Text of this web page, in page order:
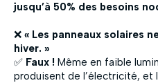
jusqu’à 50% des besoins
❌ « Les panneaux solaires
hiver. »
✅ Faux ! Même en faible
produisent de l’électricité, et